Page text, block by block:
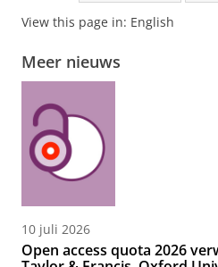
View this page in: English
Meer nieuws
10 juli 2026
Open access quota 2026